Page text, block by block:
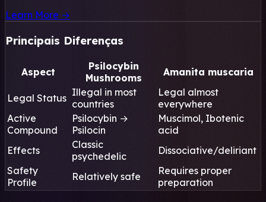
Learn More →
Principais Diferenças
Aspect
Psilocybin
Mushrooms
Amanita muscaria
Legal Status Illegal in most
countries
Legal almost
everywhere
Active
Compound
Psilocybin →
Psilocin
Muscimol, Ibotenic
acid
Effects
Classic
psychedelic
Dissociative/deliriant
Safety
Profile
Relatively safe
Requires proper
preparation